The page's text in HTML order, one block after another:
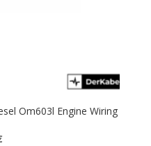
Om603l Engine Wiring
Current